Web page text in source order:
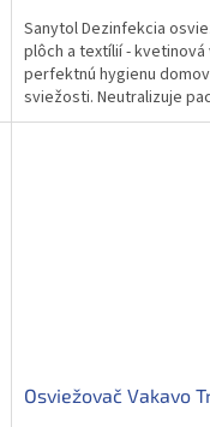
Sanytol Dezinfekcia
plôch a textílií - kvetinová
perfektnú hygienu
sviežosti. Neutralizuje
%...
Osviežovač Vakavo